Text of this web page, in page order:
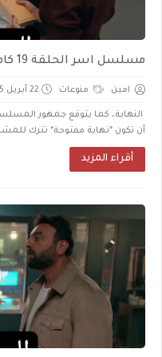
مسلسل اسر الحلقة 19 كاملة
امين منوعات 22 أبريل 2025
النهاية، كما يتوقع جمهور
أن تكون *نهاية مفتوحة* تترك
أقراء المزيد